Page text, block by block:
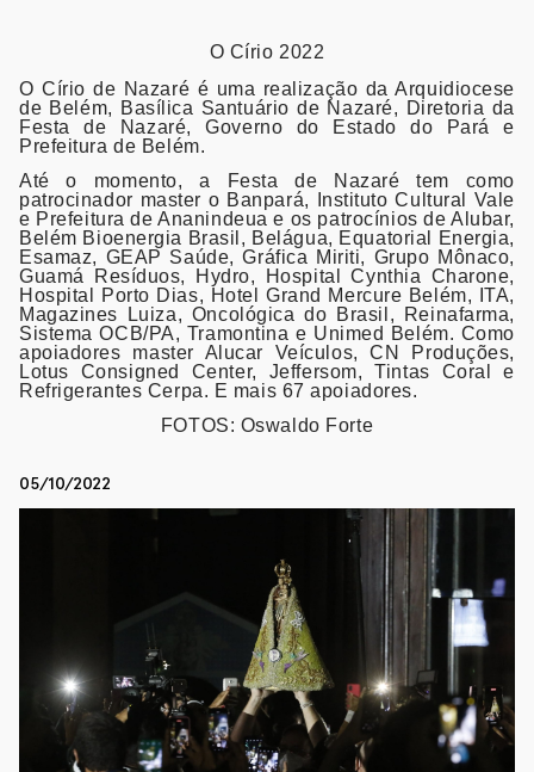
O Círio 2022
O Círio de Nazaré é uma realização da Arquidiocese
de Belém, Basílica Santuário de Nazaré, Diretoria da
Festa de Nazaré, Governo do Estado do Pará e
Prefeitura de Belém.
Até o momento, a Festa de Nazaré tem como
patrocinador master o Banpará, Instituto Cultural Vale
e Prefeitura de Ananindeua e os patrocínios de Alubar,
Belém Bioenergia Brasil, Belágua, Equatorial Energia,
Esamaz, GEAP Saúde, Gráfica Miriti, Grupo Mônaco,
Guamá Resíduos, Hydro, Hospital Cynthia Charone,
Hospital Porto Dias, Hotel Grand Mercure Belém, ITA,
Magazines Luiza, Oncológica do Brasil, Reinafarma,
Sistema OCB/PA, Tramontina e Unimed Belém. Como
apoiadores master Alucar Veículos, CN Produções,
Lotus Consigned Center, Jeffersom, Tintas Coral e
Refrigerantes Cerpa. E mais 67 apoiadores.
FOTOS: Oswaldo Forte
05/10/2022